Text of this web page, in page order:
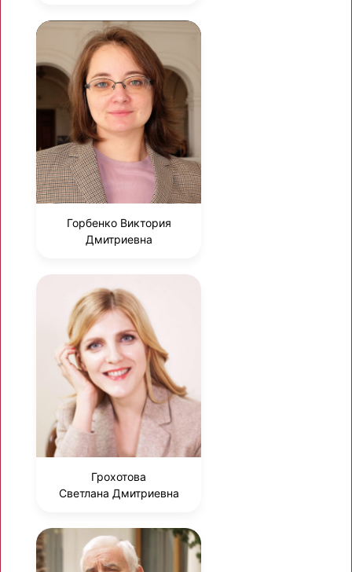
Горбенко Виктория
Дмитриевна
Грохотова
Светлана Дмитриевна